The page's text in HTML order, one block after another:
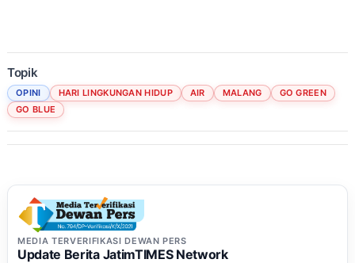
Topik
OPINI HARI LINGKUNGAN HIDUP AIR MALANG
GO GREEN
GO BLUE
MEDIA TERVERIFIKASI DEWAN PERS
Update Berita JatimTIMES Network